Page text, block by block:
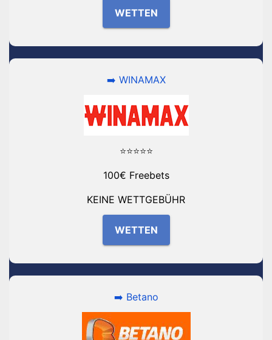
WETTEN
➡️ WINAMAX
⭐⭐⭐⭐⭐
100€ Freebets
KEINE WETTGEBÜHR
WETTEN
➡️ Betano